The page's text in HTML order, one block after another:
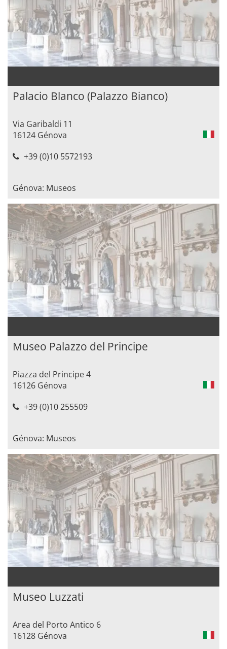
Palacio Blanco (Palazzo Bianco)
Via Garibaldi 11
16124 Génova
+39 (0)10 5572193
Génova: Museos
Museo Palazzo del Principe
Piazza del Principe 4
16126 Génova
+39 (0)10 255509
Génova: Museos
Museo Luzzati
Area del Porto Antico 6
16128 Génova